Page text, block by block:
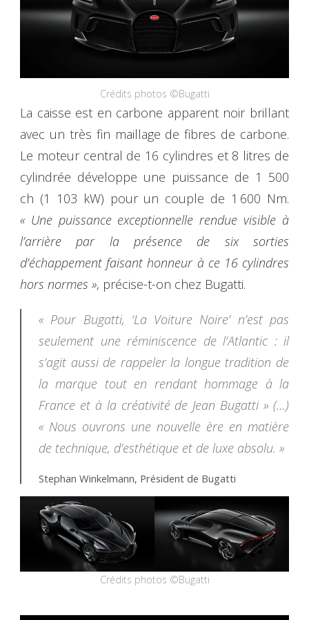
Crédits photos ©Bugatti
La caisse est en carbone apparent noir brillant
avec un très fin maillage de fibres de carbone.
Le moteur central de 16 cylindres et 8 litres de
cylindrée développe une puissance de 1 500
ch (1 103 kW) pour un couple de 1 600 Nm.
« Une puissance exceptionnelle rendue visible à
l’arrière par la présence de six sorties
d’échappement faisant honneur à ce 16 cylindres
hors normes », précise-t-on chez Bugatti.
« Pour Bugatti, ‘La Voiture Noire’ n’est pas
seulement une réminiscence de l’Atlantic : il
s’agit aussi de rappeler la longue tradition de
la marque tout en rendant hommage à la
France et à la créativité de Jean Bugatti » (…)
« Nous ouvrons une nouvelle ère en matière
de technique, d’esthétique et de luxe absolu. »
Stephan Winkelmann, Président de Bugatti
Crédits photos ©Bugatti